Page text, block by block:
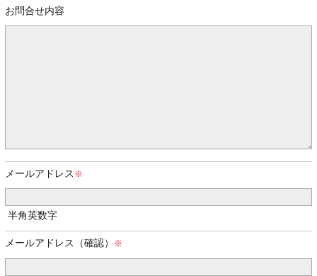
お問合せ内容
メールアドレス
半角英数字
メールアドレス（確認）